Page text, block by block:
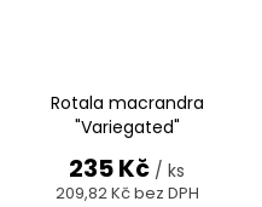
Rotala macrandra
"Variegated"
209,82 Kč bez DPH
235 Kč / ks